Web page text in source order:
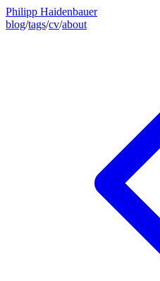
Philipp Haidenbauer
blog/tags/cv/about